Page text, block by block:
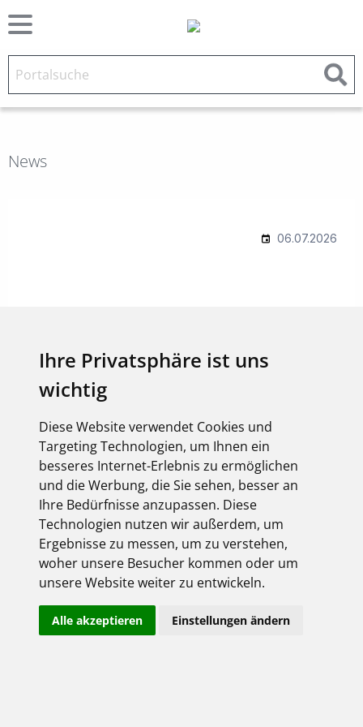
Ihre Privatsphäre ist uns
wichtig
Diese Website verwendet Cookies und
Targeting Technologien, um Ihnen ein
besseres Internet-Erlebnis zu ermöglichen
und die Werbung, die Sie sehen, besser an
Ihre Bedürfnisse anzupassen. Diese
Technologien nutzen wir außerdem, um
Ergebnisse zu messen, um zu verstehen,
woher unsere Besucher kommen oder um
unsere Website weiter zu entwickeln.
Alle akzeptieren Einstellungen ändern
News